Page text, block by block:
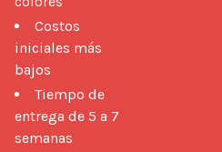
Costos
iniciales más
bajos
Tiempo de
entrega de 5 a 7
semanas